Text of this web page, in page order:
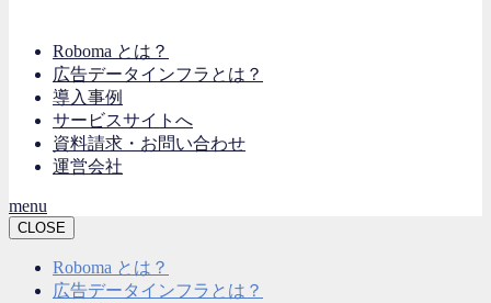
Roboma とは？
広告データインフラとは？
導入事例
サービスサイトへ
資料請求・お問い合わせ
運営会社
menu
CLOSE
Roboma とは？
広告データインフラとは？